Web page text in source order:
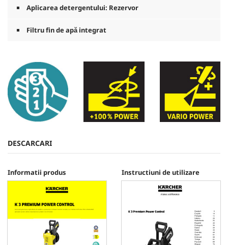
Aplicarea detergentului: Rezervor
Filtru fin de apă integrat
DESCARCARI
Informatii produs Instructiuni de utilizare